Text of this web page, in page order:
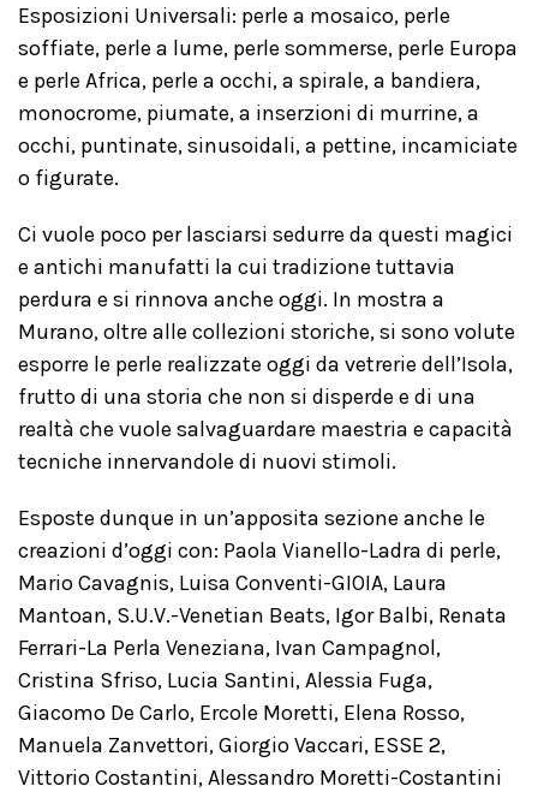
Esposizioni Universali: perle a mosaico, perle
soffiate, perle a lume, perle sommerse, perle Europa
e perle Africa, perle a occhi, a spirale, a bandiera,
monocrome, piumate, a inserzioni di murrine, a
occhi, puntinate, sinusoidali, a pettine, incamiciate
o figurate.
Ci vuole poco per lasciarsi sedurre da questi magici
e antichi manufatti la cui tradizione tuttavia
perdura e si rinnova anche oggi. In mostra a
Murano, oltre alle collezioni storiche, si sono volute
esporre le perle realizzate oggi da vetrerie dell’Isola,
frutto di una storia che non si disperde e di una
realtà che vuole salvaguardare maestria e capacità
tecniche innervandole di nuovi stimoli.
Esposte dunque in un’apposita sezione anche le
creazioni d’oggi con: Paola Vianello-Ladra di perle,
Mario Cavagnis, Luisa Conventi-GIOIA, Laura
Mantoan, S.U.V.-Venetian Beats, Igor Balbi, Renata
Ferrari-La Perla Veneziana, Ivan Campagnol,
Cristina Sfriso, Lucia Santini, Alessia Fuga,
Giacomo De Carlo, Ercole Moretti, Elena Rosso,
Manuela Zanvettori, Giorgio Vaccari, ESSE 2,
Vittorio Costantini, Alessandro Moretti-Costantini